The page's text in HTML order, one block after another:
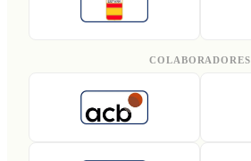
COLABORADORES